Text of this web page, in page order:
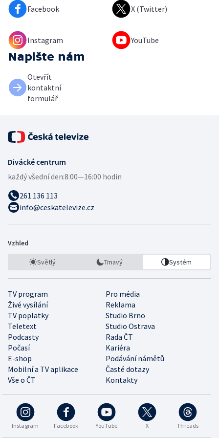
Facebook X (Twitter)
Instagram YouTube
Napište nám
Otevřít
kontaktní
formulář
Divácké centrum
každý všední den:8:00—16:00 hodin
261 136 113
info@ceskatelevize.cz
Vzhled
Světlý Tmavý Systém
TV program
Pro média
Živé vysílání
Reklama
TV poplatky
Studio Brno
Teletext
Studio Ostrava
Podcasty
Rada ČT
Počasí
Kariéra
E-shop
Podávání námětů
Mobilní a TV aplikace
Časté dotazy
Vše o ČT
Kontakty
Instagram Facebook YouTube X Threads